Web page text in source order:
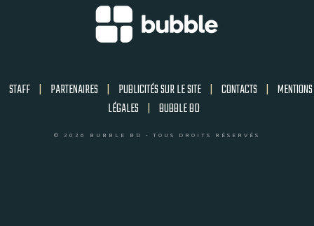
STAFF | PARTENAIRES | PUBLICITÉS SUR LE SITE | CONTACTS | MENTIONS
LÉGALES | BUBBLE BD
© 2026 BUBBLE BD - TOUS DROITS RÉSERVÉS